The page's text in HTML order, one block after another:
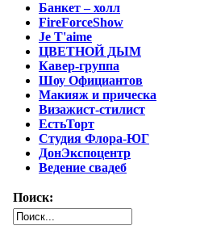
Банкет – холл
FireForceShow
Je T'aime
ЦВЕТНОЙ ДЫМ
Кавер-группа
Шоу Официантов
Макияж и прическа
Визажист-стилист
ЕстьТорт
Студия Флора-ЮГ
ДонЭкспоцентр
Ведение свадеб
Поиск: